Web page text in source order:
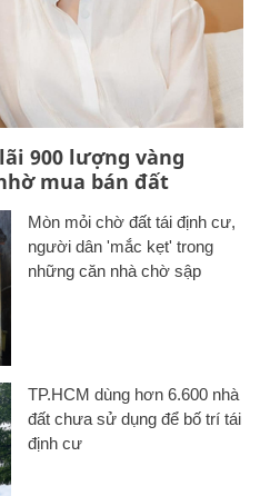
900 lượng vàng
mua bán đất
Mòn mỏi chờ đất tái định cư,
người dân 'mắc kẹt' trong
những căn nhà chờ sập
TP.HCM dùng hơn 6.600 nhà
đất chưa sử dụng để bố trí tái
định cư